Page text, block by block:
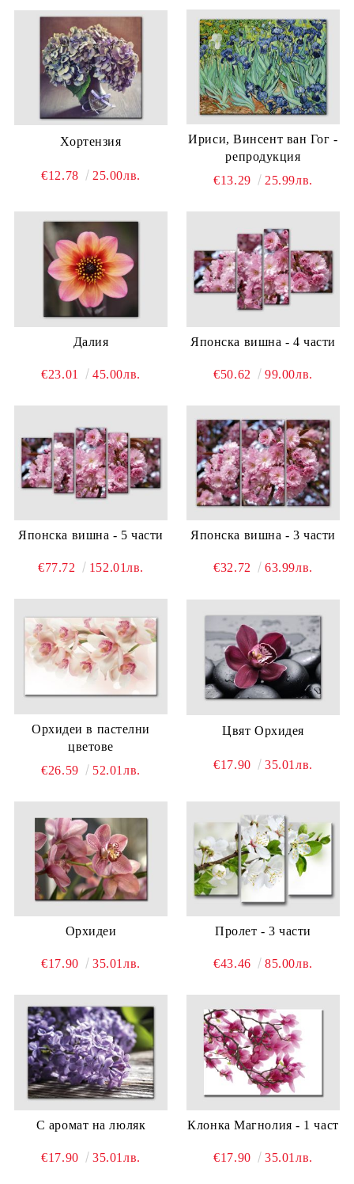
Хортензия
€12.78 25.00лв.
Ириси, Винсент ван Гог -
репродукция
€13.29
25.99лв.
Далия
€23.01 45.00лв.
Японска вишна - 4 части
€50.62 99.00лв.
Японска вишна - 5 части
€77.72 152.01лв.
Японска вишна - 3 части
€32.72 63.99лв.
Орхидеи в пастелни
цветове
€26.59
52.01лв.
Цвят Орхидея
€17.90 35.01лв.
Орхидеи
€17.90 35.01лв.
Пролет - 3 части
€43.46 85.00лв.
С аромат на люляк
€17.90 35.01лв.
Клонка Магнолия - 1 част
€17.90 35.01лв.